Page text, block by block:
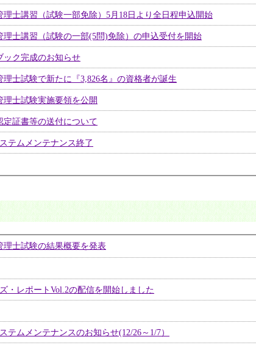
士講習（試験一部免除）5月18日より全日程申込開始
理士講習（試験の一部(5問)免除）の申込受付を開始
ク完成のお知らせ
士試験で新たに『3,826名』の資格者が誕生
士試験実施要領を公開
定証書等の送付について
テムメンテナンス終了
理士試験の結果概要を発表
・レポートVol.2の配信を開始しました
テムメンテナンスのお知らせ(12/26～1/7）